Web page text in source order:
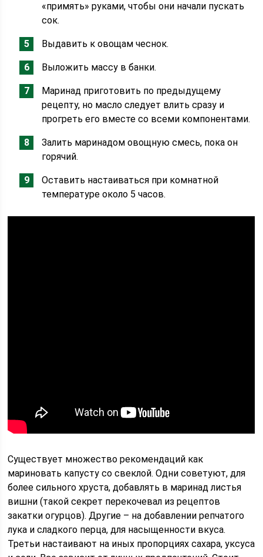
«примять» руками, чтобы они начали пускать
сок.
Выдавить к овощам чеснок.
Выложить массу в банки.
Маринад приготовить по предыдущему
рецепту, но масло следует влить сразу и
прогреть его вместе со всеми компонентами.
Залить маринадом овощную смесь, пока он
горячий.
Оставить настаиваться при комнатной
температуре около 5 часов.
Существует множество рекомендаций как
мариновать капусту со свеклой. Одни советуют, для
более сильного хруста, добавлять в маринад листья
вишни (такой секрет перекочевал из рецептов
закатки огурцов). Другие – на добавлении репчатого
лука и сладкого перца, для насыщенности вкуса.
Третьи настаивают на иных пропорциях сахара, уксуса